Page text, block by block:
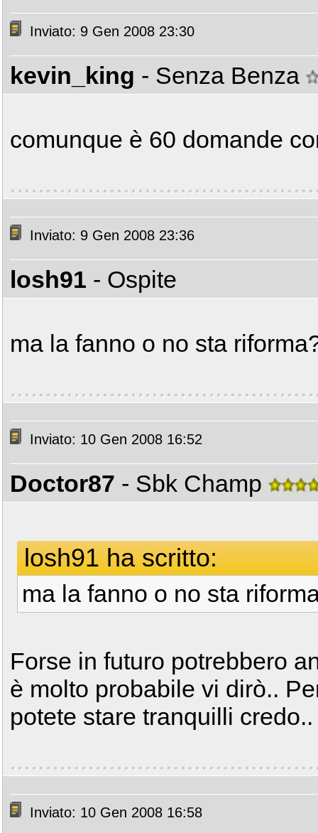
Inviato: 9 Gen 2008 23:30
kevin_king - Senza Benza
comunque è 60 domande
Inviato: 9 Gen 2008 23:36
losh91 - Ospite
ma la fanno o no sta
Inviato: 10 Gen 2008 16:52
Doctor87 - Sbk Champ
losh91 ha scritto:
ma la fanno o no sta
Forse in futuro potrebbero
è molto probabile vi dirò..
potete stare tranquilli
Inviato: 10 Gen 2008 16:58